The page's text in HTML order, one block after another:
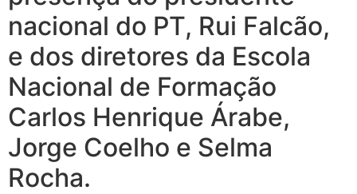
nacional do PT, Rui Falcão,
e dos diretores da Escola
Nacional de Formação
Carlos Henrique Árabe,
Jorge Coelho e Selma
Rocha.